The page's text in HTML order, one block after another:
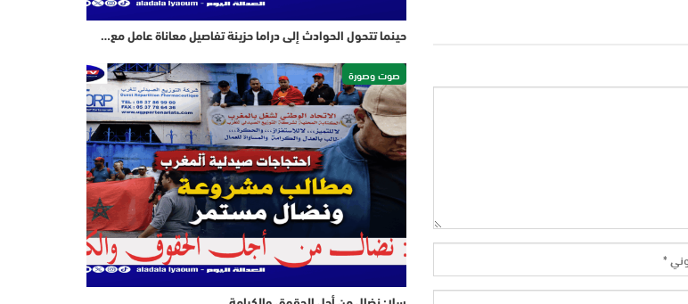
حينما تتحول الحوادث إلى دراما حزينة تفاصيل معاناة عامل مع…
صوت وصورة